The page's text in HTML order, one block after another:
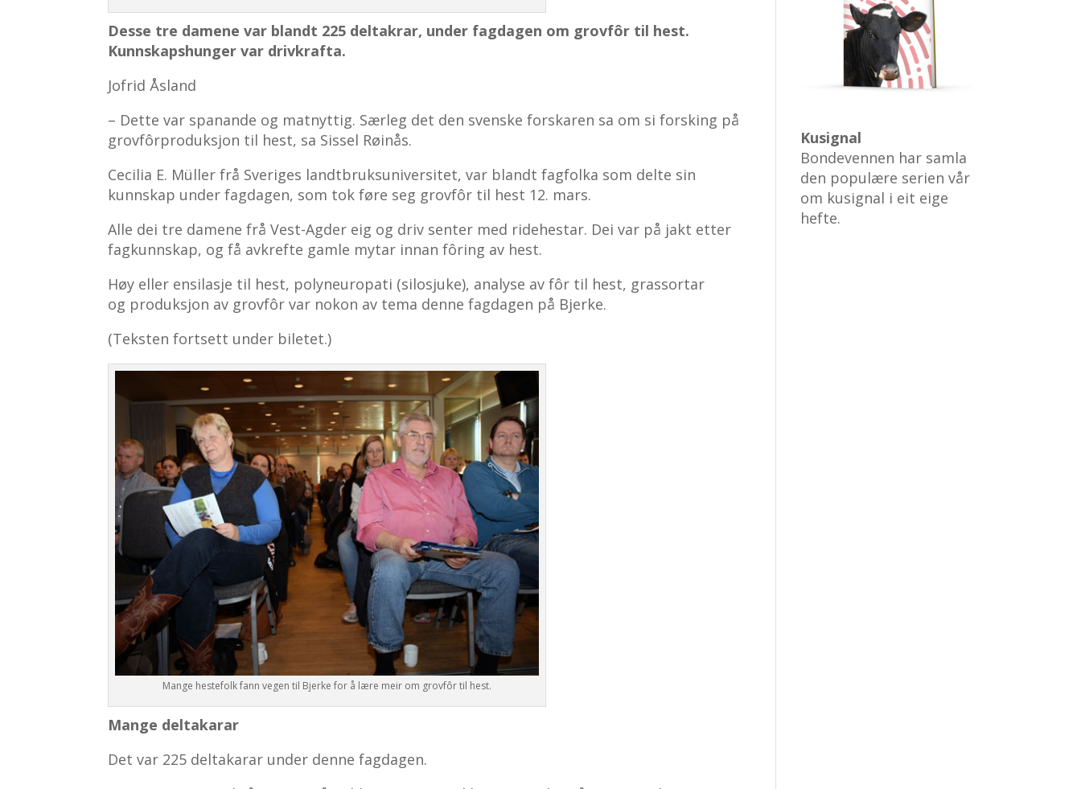
Desse tre damene var blandt 225 deltakrar, under fagdagen om grovfôr til hest.
Kunnskapshunger var drivkrafta.
Jofrid Åsland
– Dette var spanande og matnyttig. Særleg det den svenske forskaren sa om si forsking på
grovfôrproduksjon til hest, sa Sissel Røinås.
Cecilia E. Müller frå Sveriges landtbruksuniversitet, var blandt fagfolka som delte sin
kunnskap under fagdagen, som tok føre seg grovfôr til hest 12. mars.
Alle dei tre damene frå Vest-Agder eig og driv senter med ridehestar. Dei var på jakt etter
fagkunnskap, og få avkrefte gamle mytar innan fôring av hest.
Høy eller ensilasje til hest, polyneuropati (silosjuke), analyse av fôr til hest, grassortar
og produksjon av grovfôr var nokon av tema denne fagdagen på Bjerke.
(Teksten fortsett under biletet.)
Mange hestefolk fann vegen til Bjerke for å lære meir om grovfôr til hest.
Mange deltakarar
Det var 225 deltakarar under denne fagdagen.
Kusignal
Bondevennen har samla
den populære serien vår
om kusignal i eit eige
hefte.